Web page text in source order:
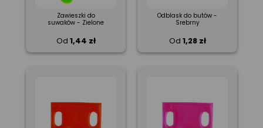
Zawieszki do
suwaków - Zielone
Od 1,44 zł
Odblask do butów -
Srebrny
Od 1,28 zł